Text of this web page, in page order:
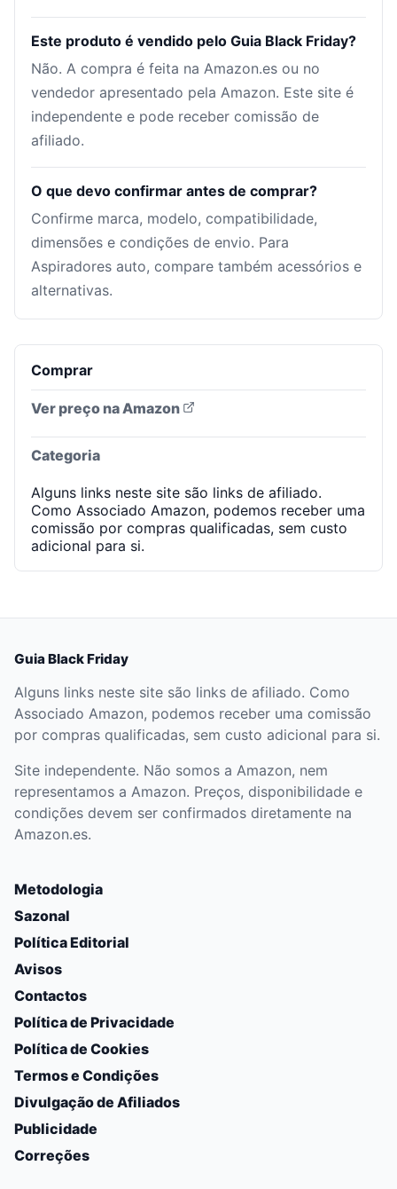
Este produto é vendido pelo Guia Black Friday?
Não. A compra é feita na Amazon.es ou no
vendedor apresentado pela Amazon. Este site é
independente e pode receber comissão de
afiliado.
O que devo confirmar antes de comprar?
Confirme marca, modelo, compatibilidade,
dimensões e condições de envio. Para
Aspiradores auto, compare também acessórios e
alternativas.
Comprar
Ver preço na Amazon
Categoria
Alguns links neste site são links de afiliado.
Como Associado Amazon, podemos receber uma
comissão por compras qualificadas, sem custo
adicional para si.
Guia Black Friday
Alguns links neste site são links de afiliado. Como
Associado Amazon, podemos receber uma comissão
por compras qualificadas, sem custo adicional para si.
Site independente. Não somos a Amazon, nem
representamos a Amazon. Preços, disponibilidade e
condições devem ser confirmados diretamente na
Amazon.es.
Metodologia
Sazonal
Política Editorial
Avisos
Contactos
Política de Privacidade
Política de Cookies
Termos e Condições
Divulgação de Afiliados
Publicidade
Correções